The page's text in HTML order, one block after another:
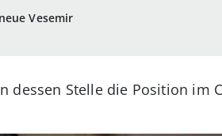
Vesemir
dessen Stelle die Position